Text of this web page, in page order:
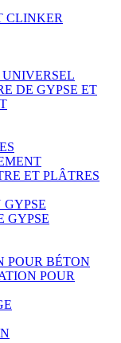
CLINKER
DE GYPSE ET
ET PLÂTRES
GYPSE
POUR BÉTON
POUR